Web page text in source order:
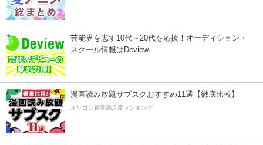
芸能界を志す10代～20代を応援！オーディション・
スクール情報はDeview
漫画読み放題サブスクおすすめ11選【徹底比較】
オリコン顧客満足度ランキング